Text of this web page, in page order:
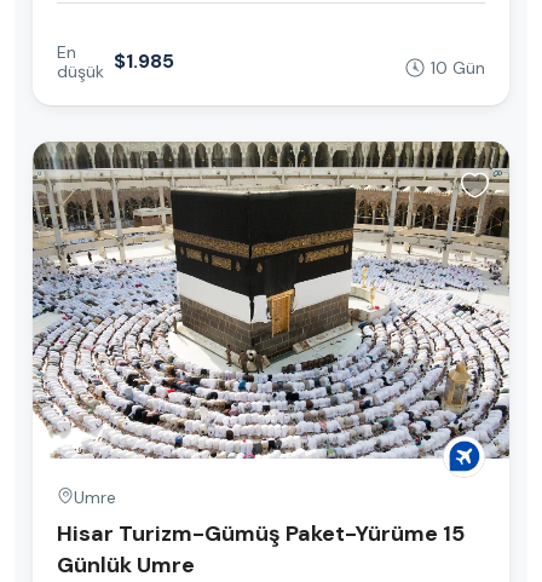
En
düşük $1.985 10 Gün
Umre
Hisar Turizm-Gümüş Paket-Yürüme 15
Günlük Umre